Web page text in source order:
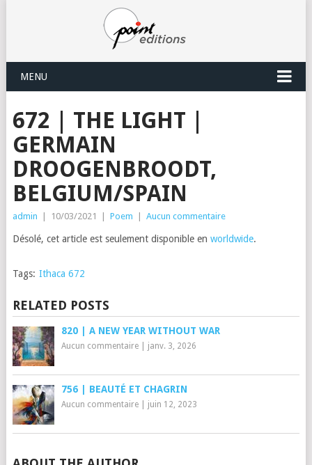
MENU
672 | THE LIGHT |
GERMAIN
DROOGENBROODT,
BELGIUM/SPAIN
admin 10/03/2021 Poem Aucun commentaire
Désolé, cet article est seulement disponible en worldwide.
Tags: Ithaca 672
RELATED POSTS
820 | A NEW YEAR WITHOUT WAR
Aucun commentaire| janv. 3, 2026
756 | BEAUTÉ ET CHAGRIN
Aucun commentaire| juin 12, 2023